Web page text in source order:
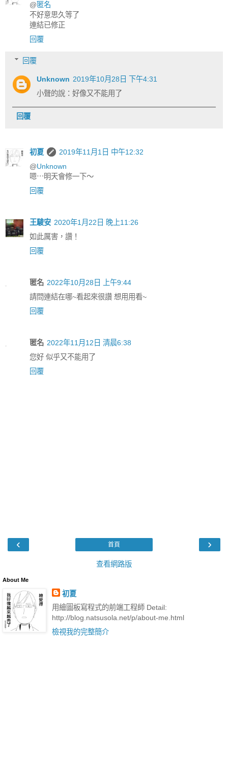
@ 匿名
不好意思久等了
連結已修正
回覆
回覆
Unknown 2019年10月28日 下午4:31
小聲的說：好像又不能用了
回覆
初夏
2019年11月1日 中午12:32
@Unknown
嗯⋯明天會修一下～
回覆
王駿安 2020年1月22日 晚上11:26
如此厲害，讚！
回覆
匿名 2022年10月28日 上午9:44
請問連結在哪~看起來很讚 想用用看~
回覆
匿名 2022年11月12日 清晨6:38
您好 似乎又不能用了
回覆
‹ ›
首頁
查看網路版
About Me
初夏
用繪圖板寫程式的前端工程師 Detail:
http://blog.natsusola.net/p/about-me.html
檢視我的完整簡介